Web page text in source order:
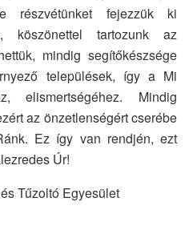
részvétünket fejezzük ki
köszönettel tartozunk az
mindig segítőkészsége
települések, így a Mi
elismertségéhez. Mindig
az önzetlenségért cserébe
Ez így van rendjén, ezt
Úr!
Tűzoltó Egyesület